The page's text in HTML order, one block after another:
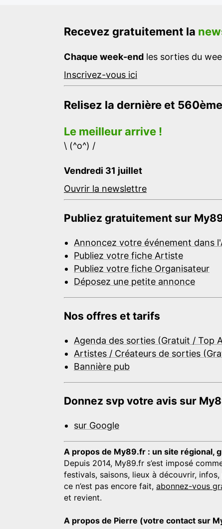
Recevez gratuitement la
Chaque week-end les sorties du
Inscrivez-vous ici
Relisez la dernière et
Le meilleur arrive !
\ (^o^) /
Vendredi 31 juillet
Ouvrir la newslettre
Publiez gratuitement sur
Annoncez votre événement dans
Publiez votre fiche Artiste
Publiez votre fiche Organisateur
Déposez une petite annonce
Nos offres et tarifs
Agenda des sorties (Gratuit / Top
Artistes / Créateurs de sorties
Bannière pub
Donnez svp votre avis sur
sur Google
A propos de My89.fr : un site régional,
Depuis 2014, My89.fr s’est imposé
festivals, saisons, lieux à découvrir,
ce n’est pas encore fait, abonnez-vous
et revient.
A propos de Pierre (votre contact sur